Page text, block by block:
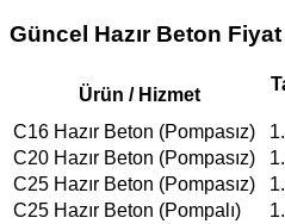
Güncel Hazır Beton
Ürün / Hizmet
C16 Hazır Beton (Pompasız)
C20 Hazır Beton (Pompasız)
C25 Hazır Beton (Pompasız)
C25 Hazır Beton (Pompalı)